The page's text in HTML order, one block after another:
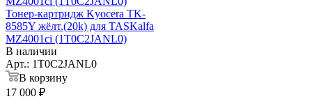
Тонер-картридж Kyocera TK-
8585Y жёлт.(20k) для TASKalfa
MZ4001ci (1T0C2JANL0)
В наличии
Арт.: 1T0C2JANL0
В корзину
17 000 ₽